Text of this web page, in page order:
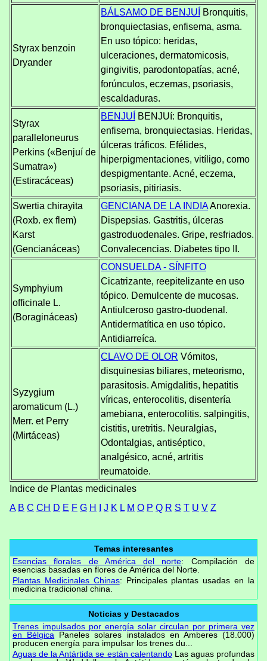
Styrax benzoin
Dryander
BÁLSAMO DE BENJUÍ
Bronquitis,
bronquiectasias, enfisema, asma.
En uso tópico: heridas,
ulceraciones, dermatomicosis,
gingivitis, parodontopatías, acné,
forúnculos, eczemas, psoriasis,
escaldaduras.
Styrax
paralleloneurus
Perkins («Benjuí de
Sumatra»)
(Estiracáceas)
BENJUÍ
BENJUí: Bronquitis,
enfisema, bronquiectasias. Heridas,
úlceras tráficos. Efélides,
hiperpigmentaciones, vitíligo, como
despigmentante. Acné, eczema,
psoriasis, pitiriasis.
Swertia chirayita
(Roxb. ex flem)
Karst
(Gencianáceas)
GENCIANA DE LA INDIAAnorexia.
Dispepsias. Gastritis, úlceras
gastroduodenales. Gripe, resfriados.
Convalecencias. Diabetes tipo II.
Symphyium
officinale L.
(Boragináceas)
CONSUELDA - SÍNFITO
Cicatrizante, reepitelizante en uso
tópico. Demulcente de mucosas.
Antiulceroso gastro-duodenal.
Antidermatítica en uso tópico.
Antidiarreíca.
Syzygium
aromaticum (L.)
Merr. et Perry
(Mirtáceas)
CLAVO DE OLOR Vómitos,
disquinesias biliares, meteorismo,
parasitosis. Amigdalitis, hepatitis
víricas, enterocolitis, disentería
amebiana, enterocolitis. salpingitis,
cistitis, uretritis. Neuralgias,
Odontalgias, antiséptico,
analgésico, acné, artritis
reumatoide.
Indice de Plantas medicinales
A B C CH D E F G H J K L M O P Q R S T U V Z
Temas interesantes
Esencias florales de América del norte: Compilación de
esencias basadas en flores de América del Norte.
Plantas Medicinales Chinas: Principales plantas usadas en la
medicina tradicional china.
Noticias y Destacados
Trenes impulsados por energía solar circulan por primera vez
en Bélgica Paneles solares instalados en Amberes (18.000)
producen energía para impulsar los trenes du...
Aguas de la Antártida se están calentandoLas aguas profundas